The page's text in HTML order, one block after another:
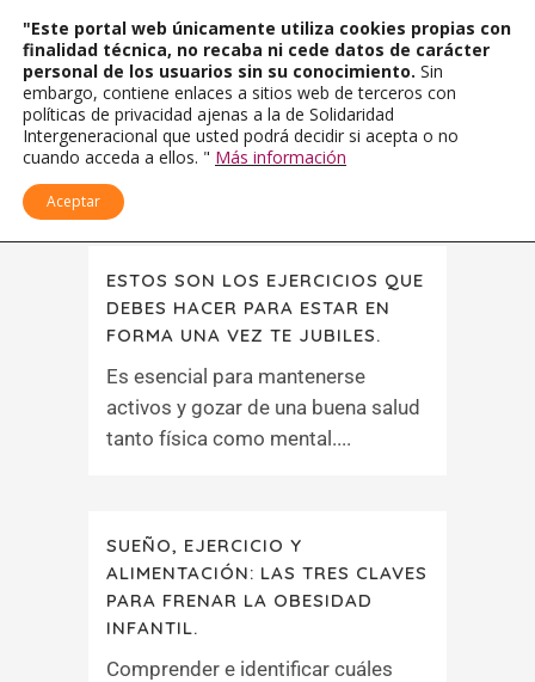
ESTOS SON LOS EJERCICIOS QUE
DEBES HACER PARA ESTAR EN
FORMA UNA VEZ TE JUBILES.
Es esencial para mantenerse
activos y gozar de una buena salud
tanto física como mental....
SUEÑO, EJERCICIO Y
ALIMENTACIÓN: LAS TRES CLAVES
PARA FRENAR LA OBESIDAD
INFANTIL.
Comprender e identificar cuáles
"Este portal web únicamente utiliza cookies propias con
finalidad técnica, no recaba ni cede datos de carácter
personal de los usuarios sin su conocimiento. Sin
embargo, contiene enlaces a sitios web de terceros con
políticas de privacidad ajenas a la de Solidaridad
Intergeneracional que usted podrá decidir si acepta o no
cuando acceda a ellos. " Más información
Aceptar